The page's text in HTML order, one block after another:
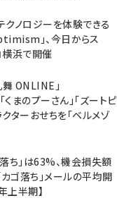
ノロジーを体験できる
」、今日からス
横浜で開催
ONLINE」
くまのプーさん」「ズートピ
ターおせちを「ベルメゾ
ち」は63%、機会損失額
ゴ落ち」メールの平均開
上半期】